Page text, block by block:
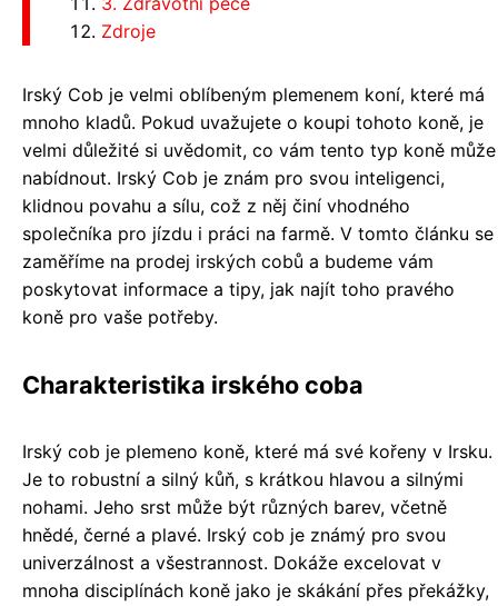
Zdroje
Irský Cob je velmi oblíbeným plemenem koní, které má
mnoho kladů. Pokud uvažujete o koupi tohoto koně, je
velmi důležité si uvědomit, co vám tento typ koně může
nabídnout. Irský Cob je znám pro svou inteligenci,
klidnou povahu a sílu, což z něj činí vhodného
společníka pro jízdu i práci na farmě. V tomto článku se
zaměříme na prodej irských cobů a budeme vám
poskytovat informace a tipy, jak najít toho pravého
koně pro vaše potřeby.
Charakteristika irského coba
Irský cob je plemeno koně, které má své kořeny v Irsku.
Je to robustní a silný kůň, s krátkou hlavou a silnými
nohami. Jeho srst může být různých barev, včetně
hnědé, černé a plavé. Irský cob je známý pro svou
univerzálnost a všestrannost. Dokáže excelovat v
mnoha disciplínách koně jako je skákání přes překážky,